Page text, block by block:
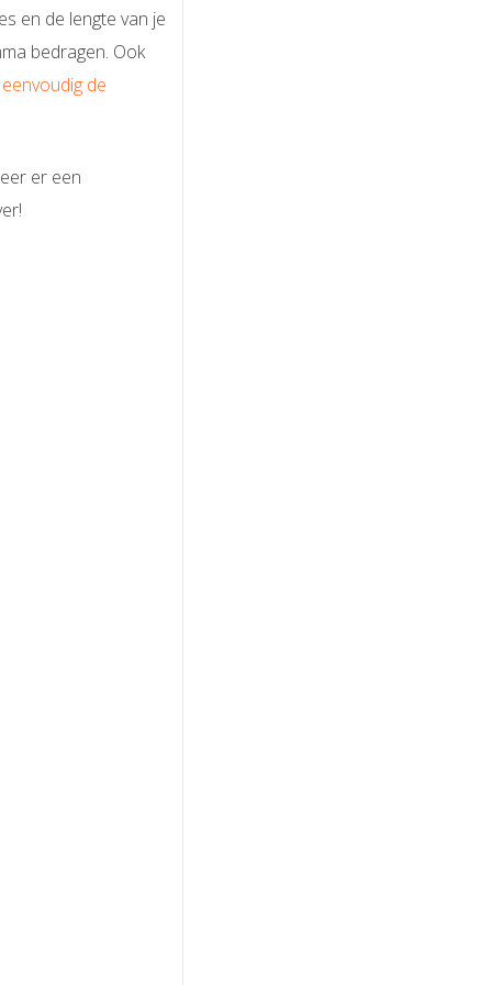
en de lengte van je
bedragen. Ook
de
er een